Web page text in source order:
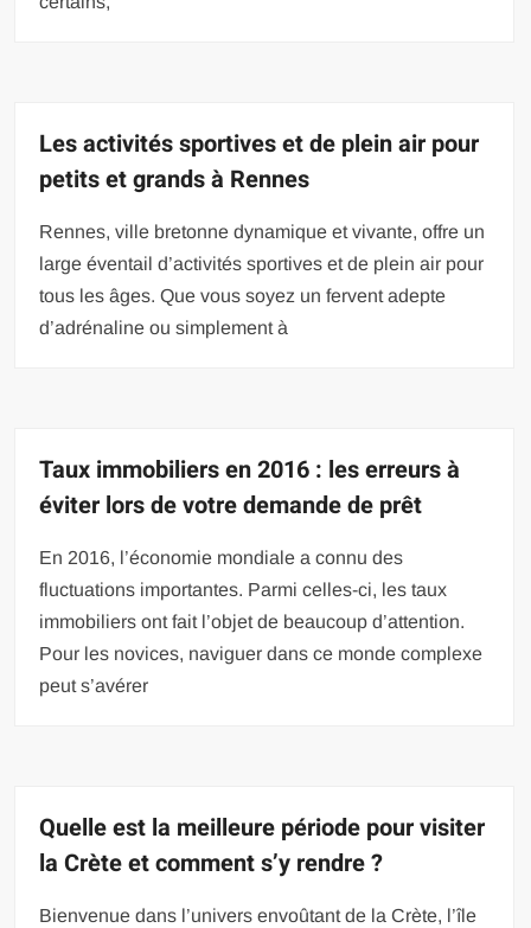
Les activités sportives et de plein air pour
petits et grands à Rennes
Rennes, ville bretonne dynamique et vivante, offre un
large éventail d’activités sportives et de plein air pour
tous les âges. Que vous soyez un fervent adepte
d’adrénaline ou simplement à
Taux immobiliers en 2016 : les erreurs à
éviter lors de votre demande de prêt
En 2016, l’économie mondiale a connu des
fluctuations importantes. Parmi celles-ci, les taux
immobiliers ont fait l’objet de beaucoup d’attention.
Pour les novices, naviguer dans ce monde complexe
peut s’avérer
Quelle est la meilleure période pour visiter
la Crète et comment s’y rendre ?
Bienvenue dans l’univers envoûtant de la Crète, l’île